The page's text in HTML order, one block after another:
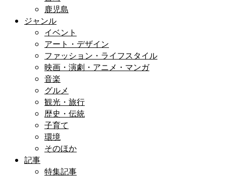
鹿児島
ジャンル
イベント
アート・デザイン
ファッション・ライフスタイル
映画・演劇・アニメ・マンガ
音楽
グルメ
観光・旅行
歴史・伝統
子育て
環境
そのほか
記事
特集記事